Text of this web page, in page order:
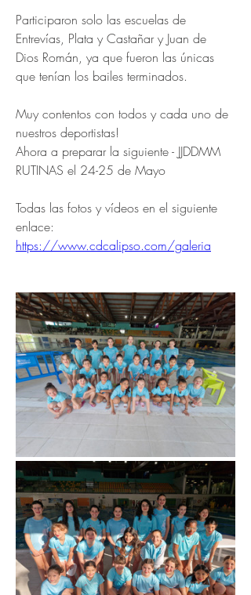
Participaron solo las escuelas de
Entrevías, Plata y Castañar y Juan de
Dios Román, ya que fueron las únicas
que tenían los bailes terminados.
Muy contentos con todos y cada uno de
nuestros deportistas!
Ahora a preparar la siguiente - JJDDMM
RUTINAS el 24-25 de Mayo
Todas las fotos y vídeos en el siguiente
enlace:
https://www.cdcalipso.com/galeria